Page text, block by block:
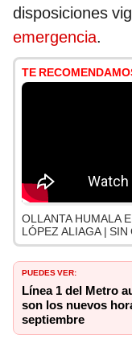
disposiciones
emergencia.
TE
OLLANTA HUMALA
LÓPEZ ALIAGA |
PUEDES VER:
Línea 1 del Metro
son los nuevos
septiembre